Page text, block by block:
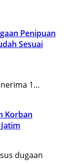
Penipuan
Sesuai
1…
Korban
dugaan